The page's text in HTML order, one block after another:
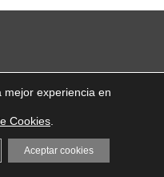
mejor experiencia en
Cookies
Aceptar cookies